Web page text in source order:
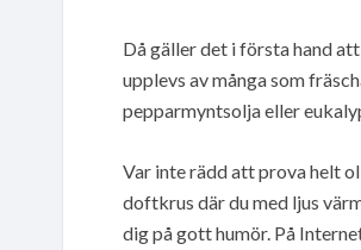
Då gäller det i första hand
upplevs av många som
pepparmyntsolja eller
Var inte rädd att prova helt
doftkrus där du med ljus
dig på gott humör. På